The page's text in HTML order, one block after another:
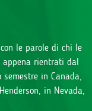
le parole di chi le
appena rientrati dal
in Canada,
in Nevada,